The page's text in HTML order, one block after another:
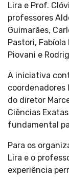
Lira e Prof.
professores
Guimarães,
Pastori,
Piovani e
A iniciativa
coordenadores
do diretor
Ciências
fundamental
Para os
Lira e o
experiência